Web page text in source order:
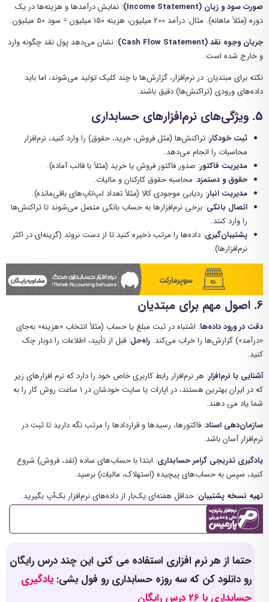
صورت سود و زیان (Income Statement)
: نمایش درآمدها و هزینه‌ها در یک
دوره (مثلاً ماهانه). مثال: درآمد 200 میلیون، هزینه 150 میلیون = سود 50 میلیون.
جریان وجوه نقد (Cash Flow Statement)
: نشان می‌دهد پول نقد چگونه وارد
و خارج شده است.
نکته برای مبتدیان: در نرم‌افزار، گزارش‌ها با چند کلیک تولید می‌شوند، اما باید
داده‌های ورودی (تراکنش‌ها) دقیق باشند.
5. ویژگی‌های نرم‌افزارهای حسابداری
ثبت خودکار: تراکنش‌ها (مثل فروش، خرید، حقوق) را وارد کنید، نرم‌افزار
محاسبات را انجام می‌دهد.
مدیریت فاکتور: صدور فاکتور فروش یا خرید (مثلاً با قالب آماده).
حقوق و دستمزد: محاسبه حقوق کارکنان و مالیات.
مدیریت انبار: ردیابی موجودی کالا (مثلاً تعداد لپ‌تاپ‌های باقی‌مانده).
اتصال بانکی: برخی نرم‌افزارها به حساب بانکی متصل می‌شوند تا تراکنش‌ها
را وارد کنند.
پشتیبان‌گیری: داده‌ها را مرتب ذخیره کنید تا از دست نروند (گزینه‌ای در اکثر
نرم‌افزارها).
6. اصول مهم برای مبتدیان
دقت در ورود داده‌ها: اشتباه در ثبت مبلغ یا حساب (مثلاً انتخاب «هزینه» به‌جای
«درآمد») گزارش‌ها را خراب می‌کند. راه‌حل: قبل از تأیید، اطلاعات را دوبار چک
کنید.
آشنایی با نرم‌افزار: هر نرم‌افزار رابط کاربری خاص خود را دارد که نرم افزارهای زیر
که در ایران بهترین هستند، در اپارات یا سایت خودشان در 1 ساعت روش کار را به
شما یاد می دهند.
سازمان‌دهی اسناد: فاکتورها، رسیدها و قراردادها را مرتب نگه دارید تا ثبت در
نرم‌افزار آسان باشد.
یادگیری تدریجی گرامر حسابداری: ابتدا با حساب‌های ساده (نقد، فروش) شروع
کنید، سپس به حساب‌های پیچیده (استهلاک، مالیات) برسید.
تهیه نسخه پشتیبان: حداقل هفته‌ای یک‌بار از داده‌های نرم‌افزار بک‌آپ بگیرید.
حتما از هر نرم افزاری استفاده می کنی این چند درس رایگان
رو دانلود کن که سه روزه حسابداری رو فول بشی:یادگیری
حسابداری با 26 درس رایگان